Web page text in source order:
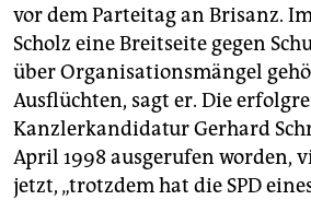
vor dem Parteitag an Brisanz.
Scholz eine Breitseite gegen
über Organisationsmängel
Ausflüchten, sagt er. Die
Kanzlerkandidatur Gerhard
April 1998 ausgerufen worden,
jetzt, „trotzdem hat die SPD